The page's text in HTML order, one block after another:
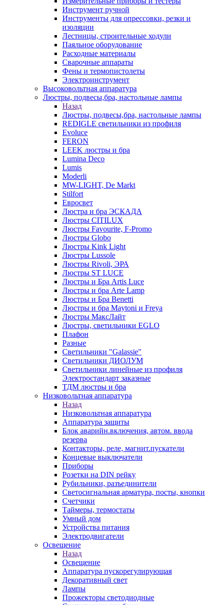
Инструмент ручной
Инструменты для опрессовки, резки и
изоляции
Лестницы, строительные ходули
Паяльное оборудование
Расходные материалы
Сварочные аппараты
Фены и термопистолеты
Электроинструмент
Высоковольтная аппаратура
Люстры, подвесы,бра, настольные лампы
Назад
Люстры, подвесы,бра, настольные лампы
REDIGLE светильники из профиля
Evoluce
FERON
LEEK люстры и бра
Lumina Deco
Lumis
Moderli
MW-LIGHT, De Markt
Stilfort
Евросвет
Люстра и бра ЭСКАДА
Люстры CITILUX
Люстры Favourite, F-Promo
Люстры Globo
Люстры Kink Light
Люстры Lussole
Люстры Rivoli, ЭРА
Люстры ST LUCE
Люстры и Бра Artis Luce
Люстры и бра Arte Lamp
Люстры и Бра Benetti
Люстры и бра Maytoni и Freya
Люстры МаксЛайт
Люстры, светильники EGLO
Плафон
Разные
Светильники "Galassie"
Светильники ДИОЛУМ
Светильники линейные из профиля
Электростандарт заказные
ТДМ люстры и бра
Низковольтная аппаратура
Назад
Низковольтная аппаратура
Аппаратура защиты
Блок аварийн.включения, автом. ввода
резерва
Контакторы, реле, магнит.пускатели
Концевые выключатели
Приборы
Розетки на DIN рейку
Рубильники, разъединители
Светосигнальная арматура, посты, кнопки
Счетчики
Таймеры, термостаты
Умный дом
Устройства питания
Электродвигатели
Освещение
Назад
Освещение
Аппаратура пускорегулирующая
Декоративный свет
Лампы
Прожекторы светодиодные